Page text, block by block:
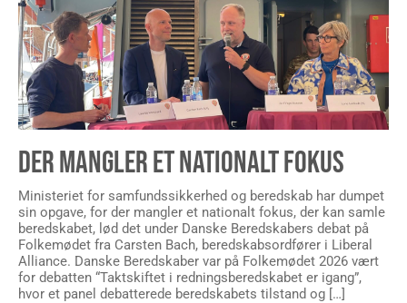
DER MANGLER ET NATIONALT FOKUS
Ministeriet for samfundssikkerhed og beredskab har dumpet
sin opgave, for der mangler et nationalt fokus, der kan samle
beredskabet, lød det under Danske Beredskabers debat på
Folkemødet fra Carsten Bach, beredskabsordfører i Liberal
Alliance. Danske Beredskaber var på Folkemødet 2026 vært
for debatten “Taktskiftet i redningsberedskabet er igang”,
hvor et panel debatterede beredskabets tilstand og […]